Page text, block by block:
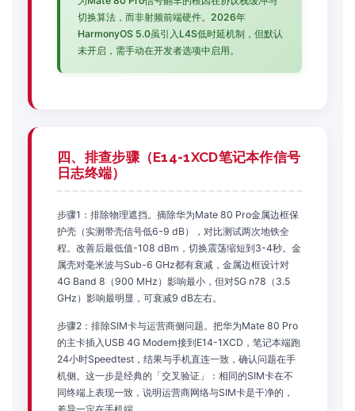
切换算法，而非射频前端硬件。2026年
HarmonyOS 5.0虽引入L4S低时延机制，但默认
未开启，需手动在开发者选项中启用。
四、排查步骤（E14-1XCD笔记本作信号
日志终端）
步骤1：排除物理遮挡。摘除华为Mate 80 Pro金属边框保
护壳（实测带壳信号低6-9 dB），对比测试两次地铁全
程。改善后最低值-108 dBm，切换震荡缩短到3-4秒。金
属壳对毫米波与Sub-6 GHz都有衰减，金属边框设计对
4G Band 8（900 MHz）影响最小，但对5G n78（3.5
GHz）影响最明显，可衰减9 dB左右。
步骤2：排除SIM卡与运营商侧问题。把华为Mate 80 Pro
的主卡插入USB 4G Modem接到E14-1XCD，笔记本端跑
24小时Speedtest，结果与手机直连一致，确认问题在手
机侧。这一步是经典的「交叉验证」：相同的SIM卡在不
同终端上表现一致，说明运营商网络与SIM卡是干净的，